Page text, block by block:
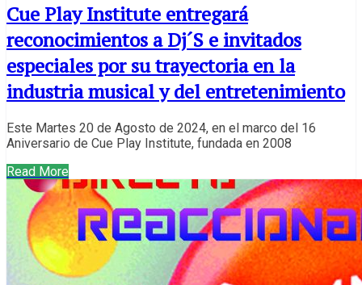
Cue Play Institute entregará
reconocimientos a Dj´S e invitados
especiales por su trayectoria en la
industria musical y del entretenimiento
Este Martes 20 de Agosto de 2024, en el marco del 16
Aniversario de Cue Play Institute, fundada en 2008
Read More